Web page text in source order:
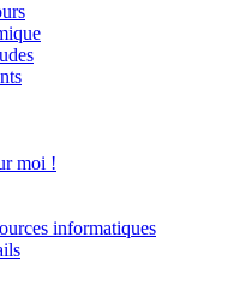
moi !
informatiques